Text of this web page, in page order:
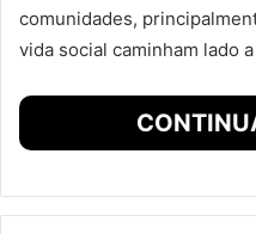
comunidades,
vida social caminham lado